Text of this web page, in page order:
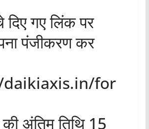
दिए गए लिंक पर
पंजीकरण कर
for
अंतिम तिथि 15